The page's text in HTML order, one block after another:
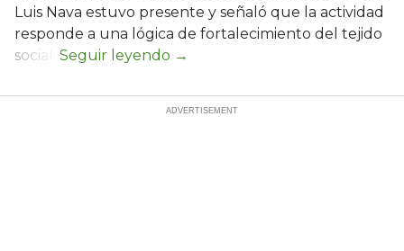
Luis Nava estuvo presente y señaló que la actividad
responde a una lógica de fortalecimiento del tejido
social: